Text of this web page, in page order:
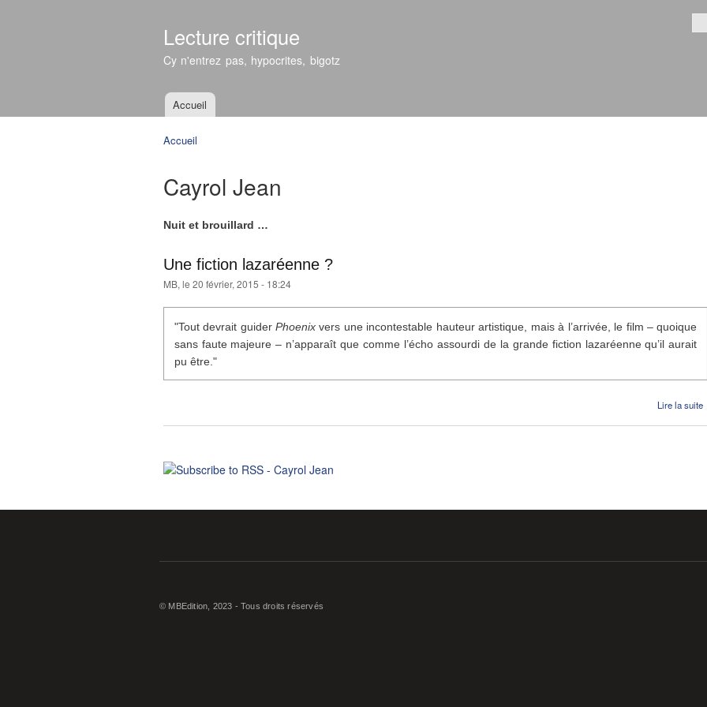
Lecture critique
Cy n'entrez pas, hypocrites, bigotz
Menu principal
Accueil
Accueil
Cayrol Jean
Nuit et brouillard …
Une fiction lazaréenne ?
MB, le 20 février, 2015 - 18:24
"Tout devrait guider Phoenixvers une incontestable hauteur artistique, mais à l’arrivée, le film – quoique
sans faute majeure – n’apparaît que comme l’écho assourdi de la grande fiction lazaréenne qu’il aurait
pu être."
Lire la suite
© MBEdition, 2023 - Tous droits réservés